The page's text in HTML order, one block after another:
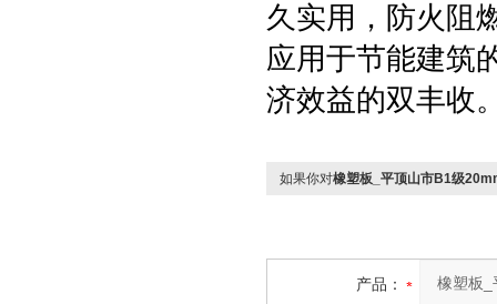
久实用，防火阻
应用于节能建筑
济效益的双丰收
如果你对橡塑板_平顶山市B1级
产品：